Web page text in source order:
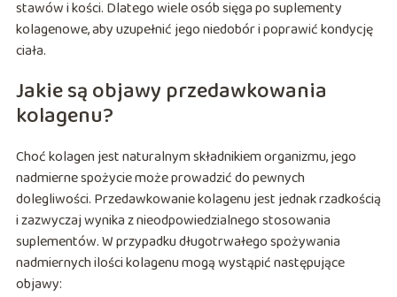
stawów i kości. Dlatego wiele osób sięga po suplementy
kolagenowe, aby uzupełnić jego niedobór i poprawić kondycję
ciała.
Jakie są objawy przedawkowania
kolagenu?
Choć kolagen jest naturalnym składnikiem organizmu, jego
nadmierne spożycie może prowadzić do pewnych
dolegliwości. Przedawkowanie kolagenu jest jednak rzadkością
i zazwyczaj wynika z nieodpowiedzialnego stosowania
suplementów. W przypadku długotrwałego spożywania
nadmiernych ilości kolagenu mogą wystąpić następujące
objawy: